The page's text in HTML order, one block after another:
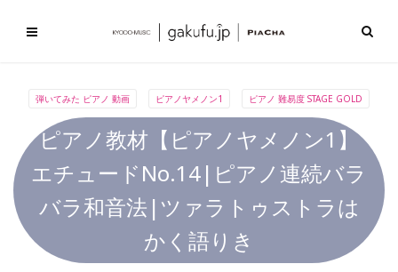
弾いてみた ピアノ 動画 ピアノヤメノン1 ピアノ 難易度 STAGE GOLD
ピアノ教材【ピアノヤメノン1】
エチュードNo.14|ピアノ連続バラ
バラ和音法|ツァラトゥストラは
かく語りき